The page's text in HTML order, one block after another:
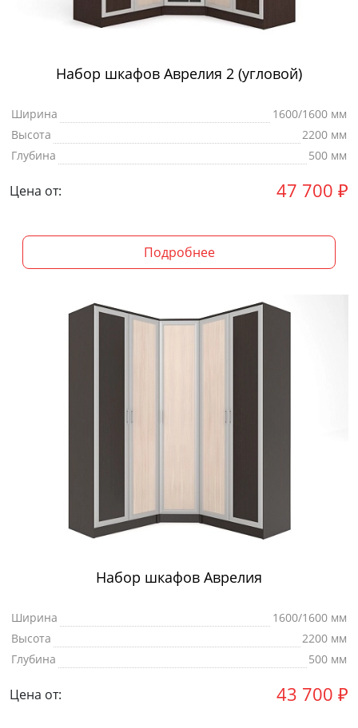
Набор шкафов Аврелия 2 (угловой)
Ширина
1600/1600 мм
Высота
2200 мм
Глубина
500 мм
Цена от: 47 700 ₽
Подробнее
Набор шкафов Аврелия
Ширина
1600/1600 мм
Высота
2200 мм
Глубина
500 мм
Цена от: 43 700 ₽